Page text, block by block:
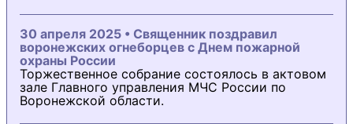
30 апреля 2025 • Священник поздравил
воронежских огнеборцев с Днем пожарной
охраны России
Торжественное собрание состоялось в актовом
зале Главного управления МЧС России по
Воронежской области.